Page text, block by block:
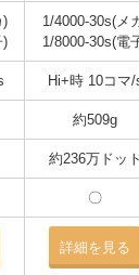
)
)
1/4000-30s(メ
1/8000-30s(電
Hi+時 10コマ/
約509g
約236万ドット
〇
詳細を見る